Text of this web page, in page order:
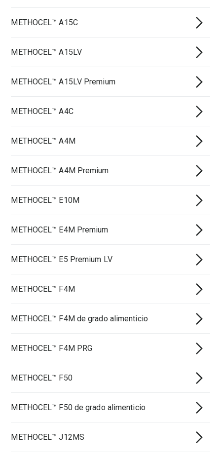
METHOCEL™ A15C
METHOCEL™ A15LV
METHOCEL™ A15LV Premium
METHOCEL™ A4C
METHOCEL™ A4M
METHOCEL™ A4M Premium
METHOCEL™ E10M
METHOCEL™ E4M Premium
METHOCEL™ E5 Premium LV
METHOCEL™ F4M
METHOCEL™ F4M de grado alimenticio
METHOCEL™ F4M PRG
METHOCEL™ F50
METHOCEL™ F50 de grado alimenticio
METHOCEL™ J12MS